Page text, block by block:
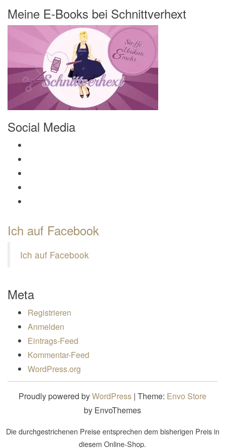
Meine E-Books bei Schnittverhext
Social Media
Ich auf Facebook
Ich auf Facebook
Meta
Registrieren
Anmelden
Eintrags-Feed
Kommentar-Feed
WordPress.org
Proudly powered byWordPress | Theme: Envo Store
by EnvoThemes
Die durchgestrichenen Preise entsprechen dem bisherigen Preis in
diesem Online-Shop.